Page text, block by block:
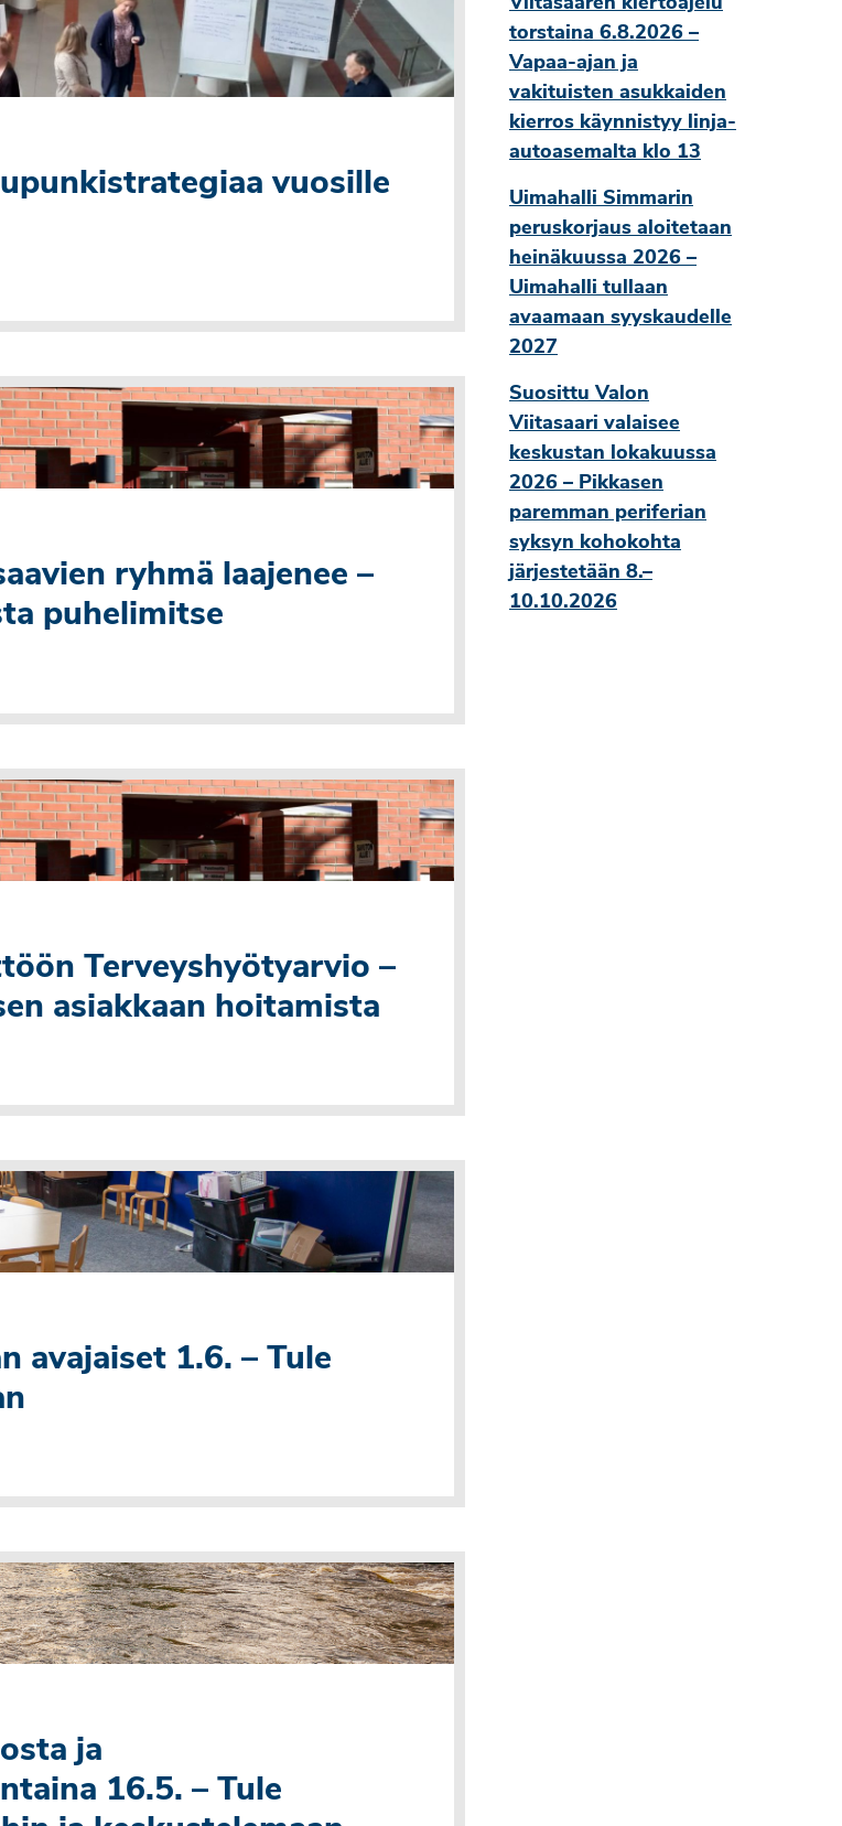
vuosille
ryhmä laajenee –
puhelimitse
Terveyshyötyarvio –
asiakkaan hoitamista
avajaiset 1.6. – Tule
ja
16.5. – Tule
torstaina 6.8.2026 –
Vapaa-ajan ja
vakituisten asukkaiden
kierros käynnistyy linja-
autoasemalta klo 13
Uimahalli Simmarin
peruskorjaus aloitetaan
heinäkuussa 2026 –
Uimahalli tullaan
avaamaan syyskaudelle
2027
Suosittu Valon
Viitasaari valaisee
keskustan lokakuussa
2026 – Pikkasen
paremman periferian
syksyn kohokohta
järjestetään 8.–
10.10.2026